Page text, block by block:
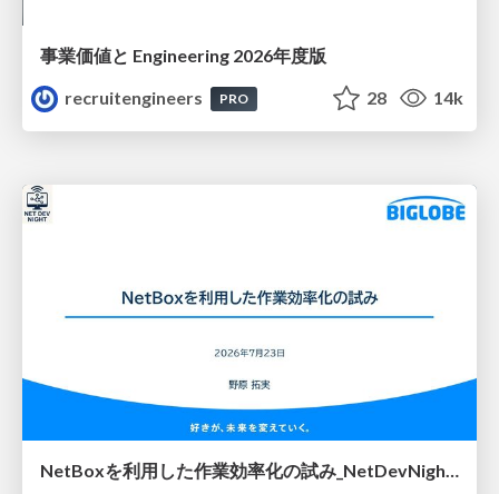
事業価値と Engineering 2026年度版
recruitengineers
PRO 28 14k